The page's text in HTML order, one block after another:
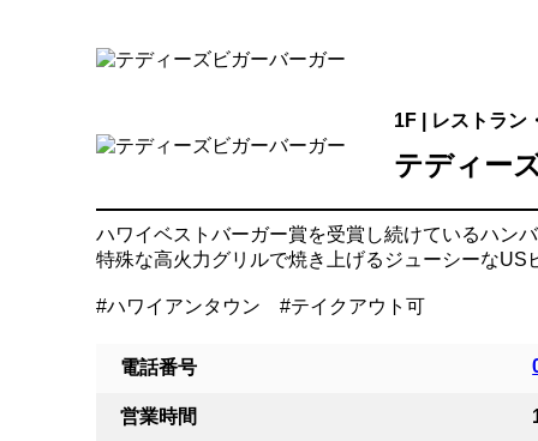
1F | レストラン
テディー
ハワイベストバーガー賞を受賞し続けているハン
特殊な高火力グリルで焼き上げるジューシーな
#ハワイアンタウン #テイクアウト可
電話番号
営業時間